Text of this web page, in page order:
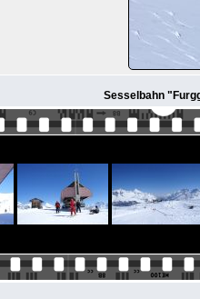
Sesselbahn